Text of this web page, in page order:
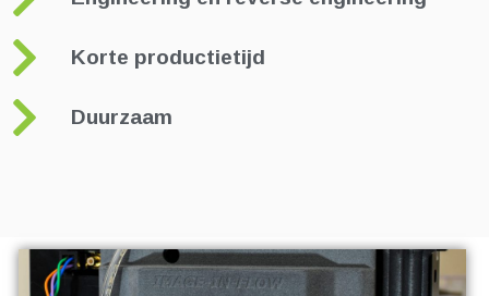
Korte productietijd
Duurzaam